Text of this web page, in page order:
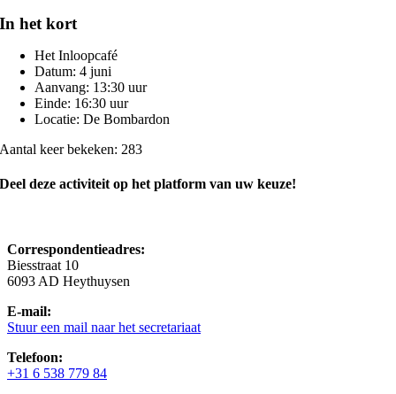
In het kort
Het Inloopcafé
Datum: 4 juni
Aanvang: 13:30 uur
Einde: 16:30 uur
Locatie: De Bombardon
Aantal keer bekeken: 283
Deel deze activiteit op het platform van uw keuze!
Correspondentieadres:
Biesstraat 10
6093 AD Heythuysen
E-mail:
Stuur een mail naar het secretariaat
Telefoon:
+31 6 538 779 84